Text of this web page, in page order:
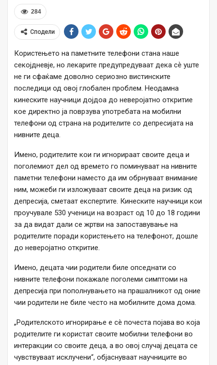
284
Сподели
Користењето на паметните телефони стана наше
секојдневје, но лекарите предупредуваат дека сѐ уште
не ги сфаќаме доволно сериозно вистинските
последици од овој глобален проблем. Неодамна
кинеските научници дојдоа до неверојатно откритие
кое директно ја поврзува употребата на мобилни
телефони од страна на родителите со депресијата на
нивните деца.
Имено, родителите кои ги игнорираат своите деца и
поголемиот дел од времето го поминуваат на нивните
паметни телефони наместо да им обрнуваат внимание
ним, можеби ги изложуваат своите деца на ризик од
депресија, сметаат експертите. Кинеските научници кои
проучувале 530 ученици на возраст од 10 до 18 години
за да видат дали се жртви на запоставување на
родителите поради користењето на телефонот, дошле
до неверојатно откритие.
Имено, децата чии родители биле опседнати со
нивните телефони покажале поголеми симптоми на
депресија при пополнувањето на прашалникот од оние
чии родители не биле често на мобилните дома дома.
„Родителското игнорирање е сè почеста појава во која
родителите ги користат своите мобилни телефони во
интеракции со своите деца, а во овој случај децата се
чувствуваат исклучени“, објаснуваат научниците во